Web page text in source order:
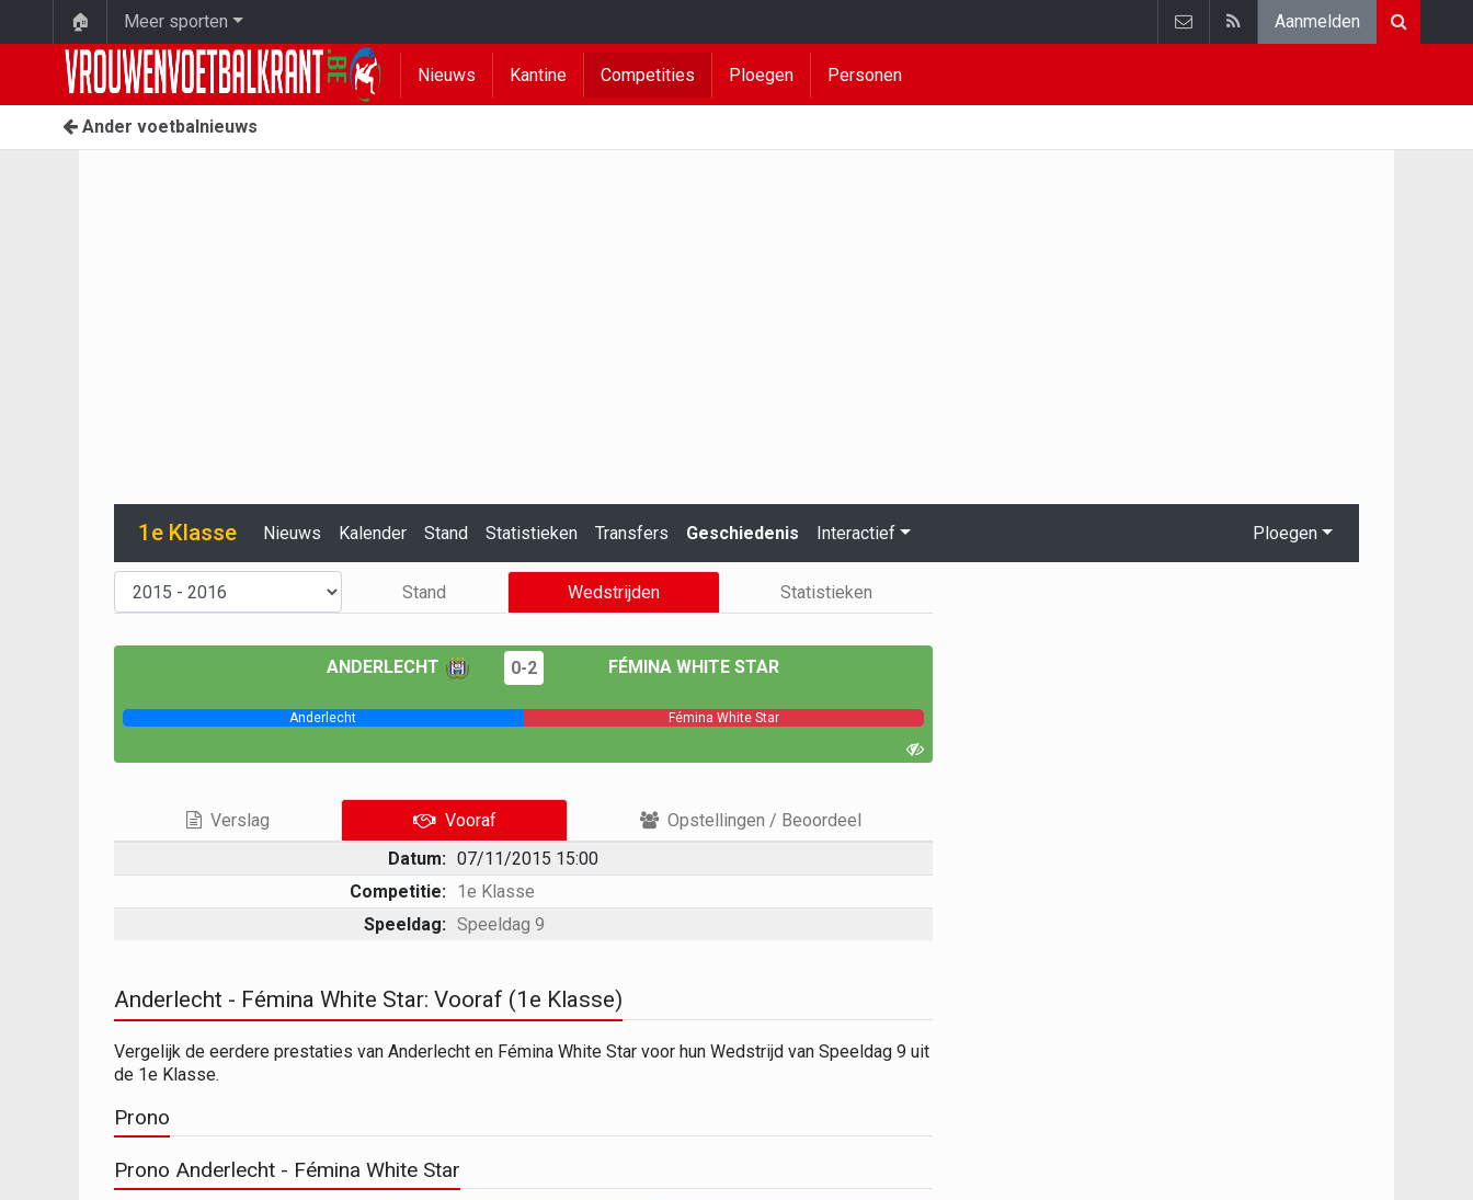
🏠 Meer sporten Aanmelden
Nieuws Kantine Competities Ploegen Personen
Ander voetbalnieuws
1e Klasse Nieuws Kalender Stand Statistieken Transfers Geschiedenis Interactief Ploegen
Stand Wedstrijden Statistieken
ANDERLECHT 0-2 FÉMINA WHITE STAR
Anderlecht Fémina White Star
Verslag Vooraf
Opstellingen / Beoordeel
Datum: 07/11/2015 15:00
Competitie: 1e Klasse
Speeldag: Speeldag 9
Anderlecht - Fémina White Star: Vooraf (1e Klasse)
Vergelijk de eerdere prestaties van Anderlecht en Fémina White Star voor hun Wedstrijd van Speeldag 9 uit
de 1e Klasse.
Prono
Prono Anderlecht - Fémina White Star